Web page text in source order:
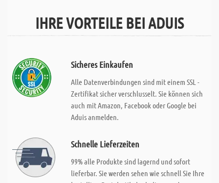
IHRE VORTEILE BEI ADUIS
Sicheres Einkaufen
Alle Datenverbindungen sind mit einem SSL -
Zertifikat sicher verschlusselt. Sie können sich
auch mit Amazon, Facebook oder Google bei
Aduis anmelden.
Schnelle Lieferzeiten
99% alle Produkte sind lagernd und sofort
lieferbar. Sie werden sehen wie schnell Sie Ihre